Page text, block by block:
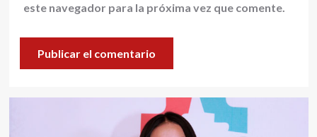
este navegador para la próxima vez que comente.